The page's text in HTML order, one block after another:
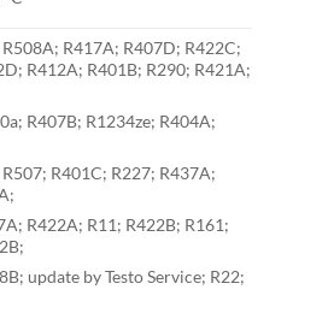
R417A; R407D; R422C;
R412A; R401B; R290; R421A;
R407B; R1234ze; R404A;
R507; R401C; R227; R437A;
R422A; R11; R422B; R161;
update by Testo Service; R22;